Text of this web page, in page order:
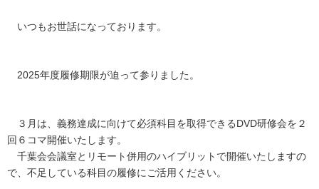
いつもお世話になっております。
2025年度履修期限が迫って参りました。
３月は、義務達成に向けて必須科目を取得できるDVD研修会を２
回６コマ開催いたします。
千葉会会議室とリモート併用のハイブリットで開催いたしますの
で、不足している科目の履修にご活用ください。